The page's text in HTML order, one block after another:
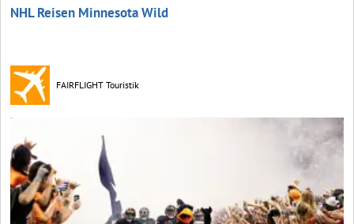
NHL Reisen Minnesota Wild
FAIRFLIGHT Touristik